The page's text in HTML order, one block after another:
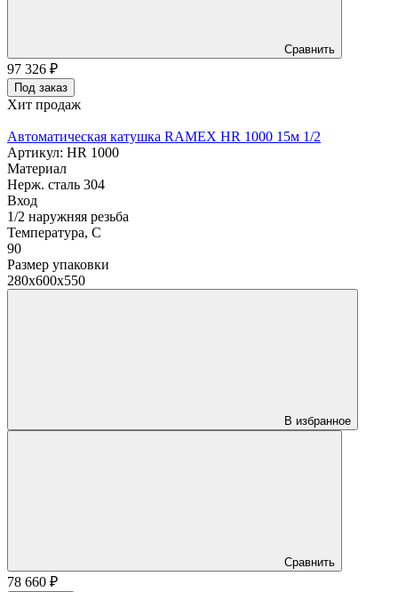
Сравнить
97 326 ₽
Под заказ
Хит продаж
Автоматическая катушка RAMEX HR 1000 15м 1/2
Артикул: HR 1000
Материал
Нерж. сталь 304
Вход
1/2 наружняя резьба
Температура, C
90
Размер упаковки
280x600x550
В избранное
Сравнить
78 660 ₽